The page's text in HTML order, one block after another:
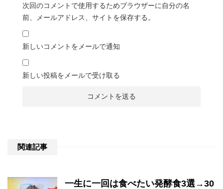
次回のコメントで使用するためブラウザーに自分の名
前、メールアドレス、サイトを保存する。
新しいコメントをメールで通知
新しい投稿をメールで受け取る
関連記事
一生に一回は食べたい発酵食3選→30